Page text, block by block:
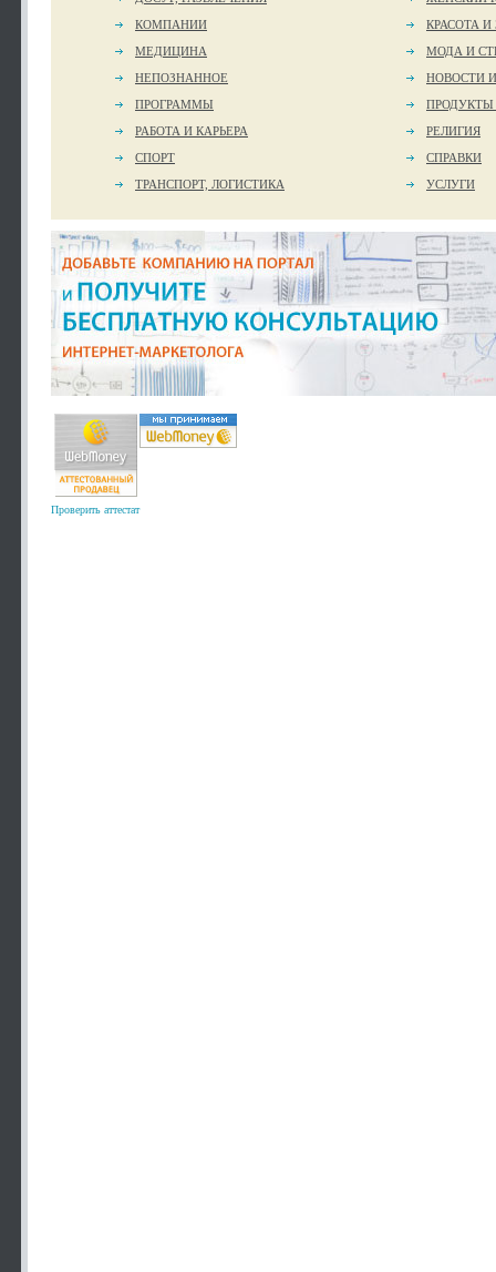
КОМПАНИИ
КРАСОТА И
МЕДИЦИНА
МОДА И
НЕПОЗНАННОЕ
НОВОСТИ
ПРОГРАММЫ
РАБОТА И КАРЬЕРА
РЕЛИГИЯ
СПОРТ
СПРАВКИ
ТРАНСПОРТ, ЛОГИСТИКА
УСЛУГИ
Проверить аттестат